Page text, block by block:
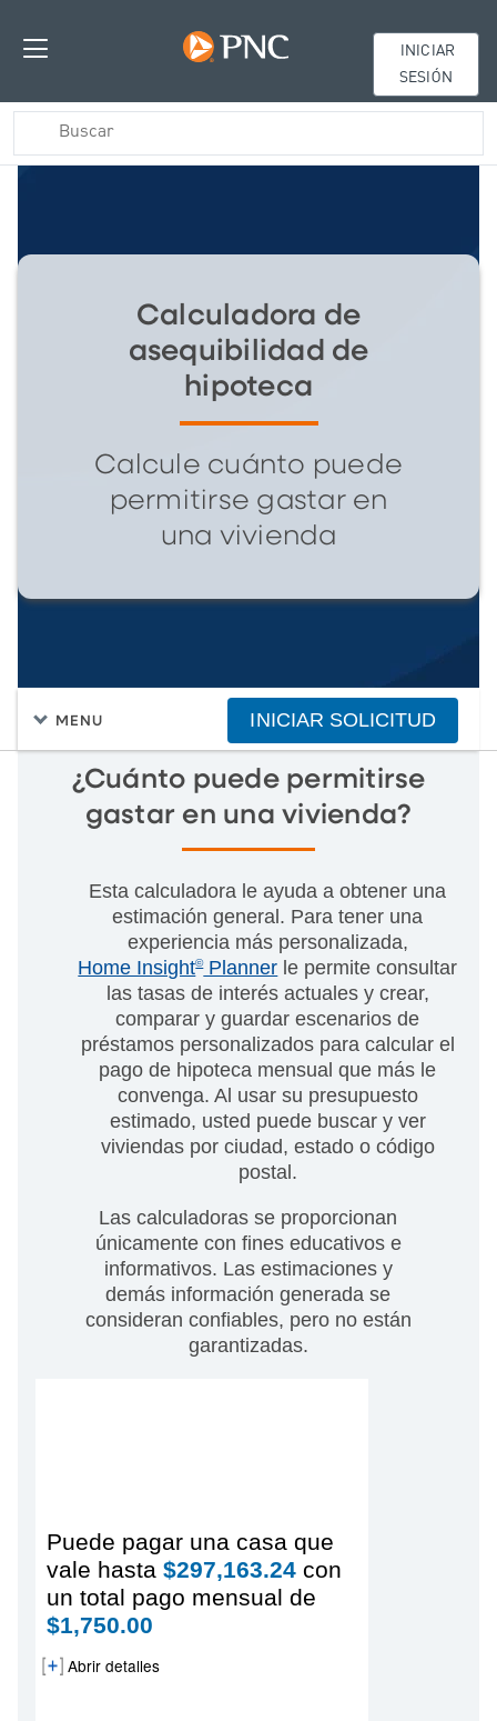
INICIAR
SESIÓN
Calculadora de
asequibilidad de
hipoteca
Calcule cuánto puede
permitirse gastar en
una vivienda
MENU INICIAR SOLICITUD
¿Cuánto puede permitirse
gastar en una vivienda?
Esta calculadora le ayuda a obtener una
estimación general. Para tener una
experiencia más personalizada,
Home Insight©Planner le permite consultar
las tasas de interés actuales y crear,
comparar y guardar escenarios de
préstamos personalizados para calcular el
pago de hipoteca mensual que más le
convenga. Al usar su presupuesto
estimado, usted puede buscar y ver
viviendas por ciudad, estado o código
postal.
Las calculadoras se proporcionan
únicamente con fines educativos e
informativos. Las estimaciones y
demás información generada se
consideran confiables, pero no están
garantizadas.